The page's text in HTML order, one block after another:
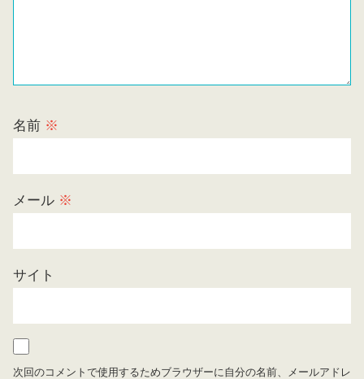
名前 ※
メール ※
サイト
次回のコメントで使用するためブラウザーに自分の名前、メールアドレ